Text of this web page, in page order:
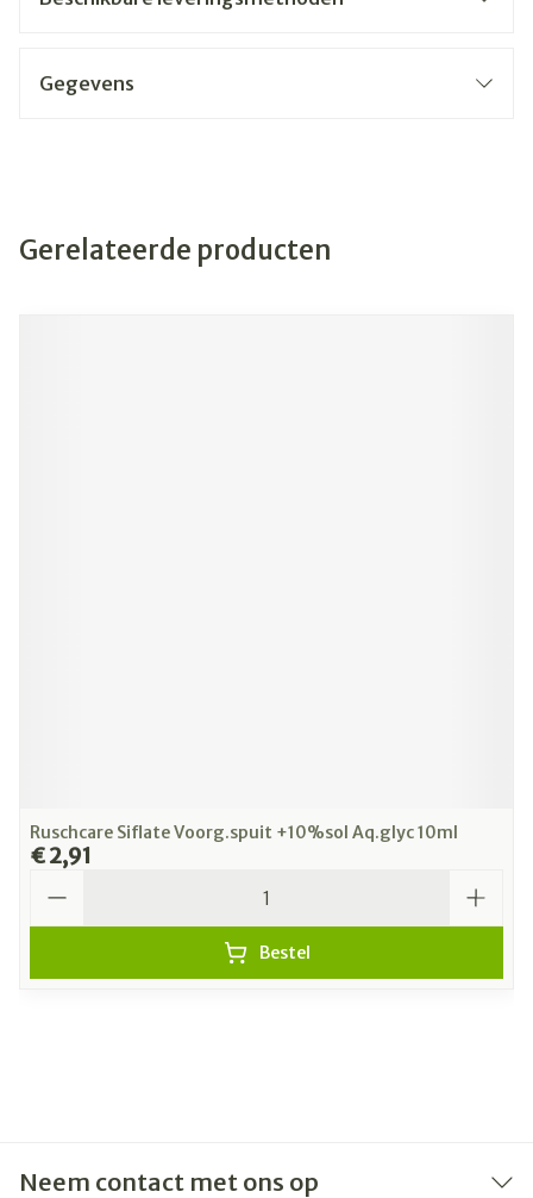
Gegevens
Gerelateerde producten
Ruschcare Siflate Voorg.spuit +10%sol Aq.glyc 10ml
€ 2,91
Bestel
Neem contact met ons op